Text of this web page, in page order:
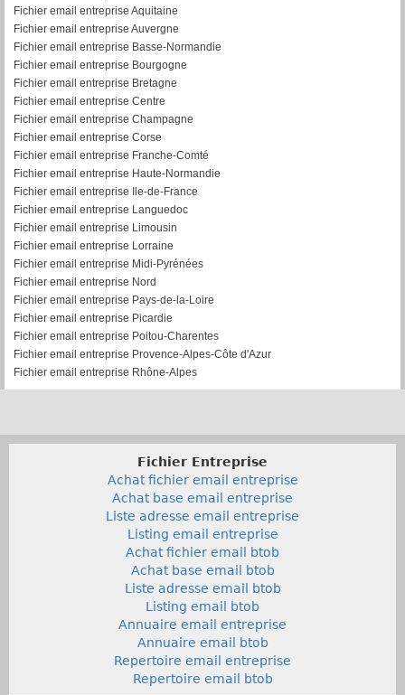
Fichier email entreprise Aquitaine
Fichier email entreprise Auvergne
Fichier email entreprise Basse-Normandie
Fichier email entreprise Bourgogne
Fichier email entreprise Bretagne
Fichier email entreprise Centre
Fichier email entreprise Champagne
Fichier email entreprise Corse
Fichier email entreprise Franche-Comté
Fichier email entreprise Haute-Normandie
Fichier email entreprise Ile-de-France
Fichier email entreprise Languedoc
Fichier email entreprise Limousin
Fichier email entreprise Lorraine
Fichier email entreprise Midi-Pyrénées
Fichier email entreprise Nord
Fichier email entreprise Pays-de-la-Loire
Fichier email entreprise Picardie
Fichier email entreprise Poitou-Charentes
Fichier email entreprise Provence-Alpes-Côte d'Azur
Fichier email entreprise Rhône-Alpes
Fichier Entreprise
Achat fichier email entreprise
Achat base email entreprise
Liste adresse email entreprise
Listing email entreprise
Achat fichier email btob
Achat base email btob
Liste adresse email btob
Listing email btob
Annuaire email entreprise
Annuaire email btob
Repertoire email entreprise
Repertoire email btob